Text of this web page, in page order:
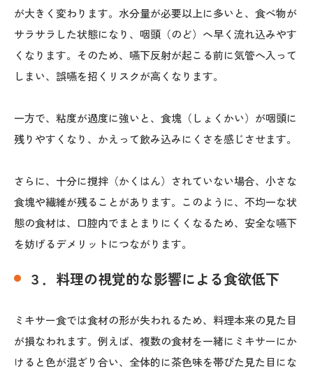
が大きく変わります。水分量が必要以上に多いと、食べ物が
サラサラした状態になり、咽頭（のど）へ早く流れ込みやす
くなります。そのため、嚥下反射が起こる前に気管へ入って
しまい、誤嚥を招くリスクが高くなります。
一方で、粘度が過度に強いと、食塊（しょくかい）が咽頭に
残りやすくなり、かえって飲み込みにくさを感じさせます。
さらに、十分に撹拌（かくはん）されていない場合、小さな
食塊や繊維が残ることがあります。このように、不均一な状
態の食材は、口腔内でまとまりにくくなるため、安全な嚥下
を妨げるデメリットにつながります。
３．料理の視覚的な影響による食欲低下
ミキサー食では食材の形が失われるため、料理本来の見た目
が損なわれます。例えば、複数の食材を一緒にミキサーにか
けると色が混ざり合い、全体的に茶色味を帯びた見た目にな